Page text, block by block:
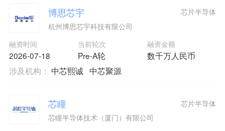
博思芯宇
杭州博思芯宇科技有限公司
融资时间
2026-07-18
当前轮次
Pre-A轮
融资金额
数千万人民币
芯片半导体
涉及机构： 中芯熙诚 中芯聚源
芯瞳
芯瞳半导体技术（厦门）有限公司
芯片半导体